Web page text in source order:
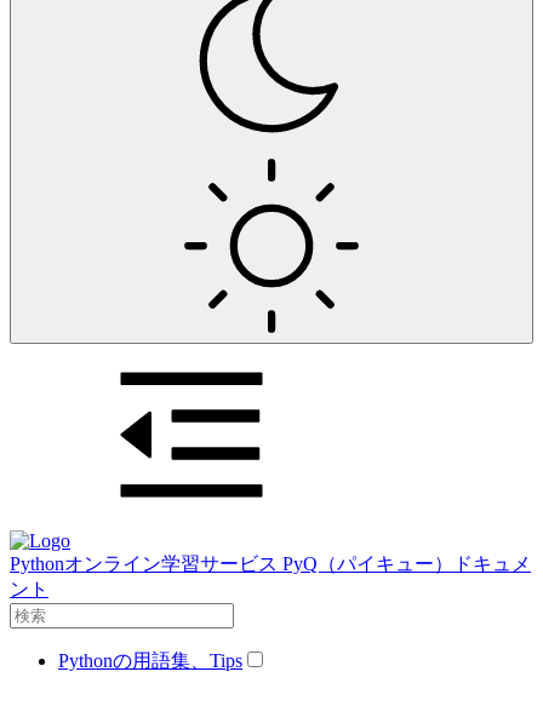
Pythonオンライン学習サービス PyQ（パイキュー）ドキュメ
ント
Pythonの用語集、Tips